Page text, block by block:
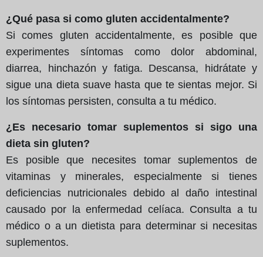
¿Qué pasa si como gluten accidentalmente?
Si comes gluten accidentalmente, es posible que
experimentes síntomas como dolor abdominal,
diarrea, hinchazón y fatiga. Descansa, hidrátate y
sigue una dieta suave hasta que te sientas mejor. Si
los síntomas persisten, consulta a tu médico.
¿Es necesario tomar suplementos si sigo una
dieta sin gluten?
Es posible que necesites tomar suplementos de
vitaminas y minerales, especialmente si tienes
deficiencias nutricionales debido al daño intestinal
causado por la enfermedad celíaca. Consulta a tu
médico o a un dietista para determinar si necesitas
suplementos.